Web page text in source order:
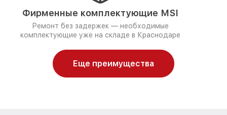
Фирменные комплектующие MSI
Ремонт без задержек — необходимые
комплектующие уже на складе в Краснодаре
Еще преимущества